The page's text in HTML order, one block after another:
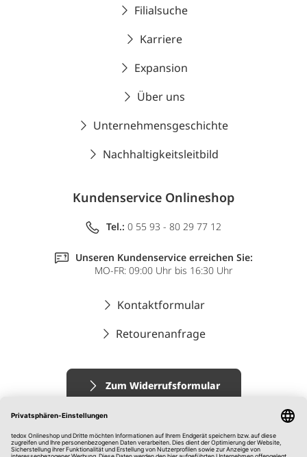
Filialsuche
Karriere
Expansion
Über uns
Unternehmensgeschichte
Nachhaltigkeitsleitbild
Kundenservice Onlineshop
Tel.: 0 55 93 - 80 29 77 12
Unseren Kundenservice erreichen Sie:
MO-FR: 09:00 Uhr bis 16:30 Uhr
Kontaktformular
Retourenanfrage
Zum Widerrufsformular
Impressum